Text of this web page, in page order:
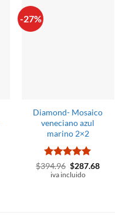
-27%
Diamond- Mosaico
veneciano azul
marino 2×2
Valorado
con5de 5
$394.96 El
precio
$287.68El
iva incluido